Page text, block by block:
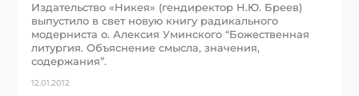
Издательство «Никея» (гендиректор Н.Ю. Бреев)
выпустило в свет новую книгу радикального
модерниста о. Алексия Уминского “Божественная
литургия. Объяснение смысла, значения,
содержания”.
12.01.2012